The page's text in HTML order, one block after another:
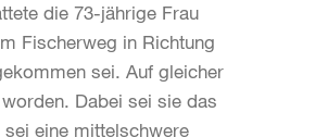
die 73-jährige Frau
Fischerweg in Richtung
sei. Auf gleicher
Dabei sei sie das
eine mittelschwere